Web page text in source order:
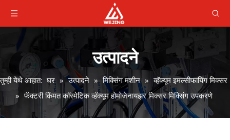
उत्पादने
तुम्ही येथे आहात: घर » उत्पादने » मिक्सिंग मशीन » व्हॅक्यूम इमल्सीफायिंग मिक्सर
» फॅक्टरी किंमत कॉस्मेटिक व्हॅक्यूम होमोजेनायझर मिक्सर मिक्सिंग उपकरणे